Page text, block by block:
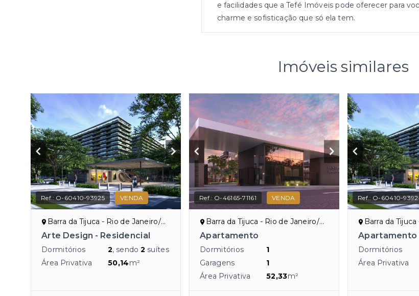
e facilidades que a Tefé Imóveis pode oferecer para
charme e sofisticação que só ela tem.
Imóveis similares
Ref.: O-60410-93925 VENDA
Barra da Tijuca - Rio de Janeiro/RJ
Arte Design - Residencial
Dormitórios 2, sendo2 suítes
Área Privativa
50,14m²
Ref.: O-46165-71161 VENDA
Barra da Tijuca - Rio de Janeiro/RJ
Apartamento
Dormitórios
1
Garagens
1
Área Privativa
52,33m²
Ref.: O-60410-
Barra da Tijuca
Apartamento
Dormitórios
Área Privativa